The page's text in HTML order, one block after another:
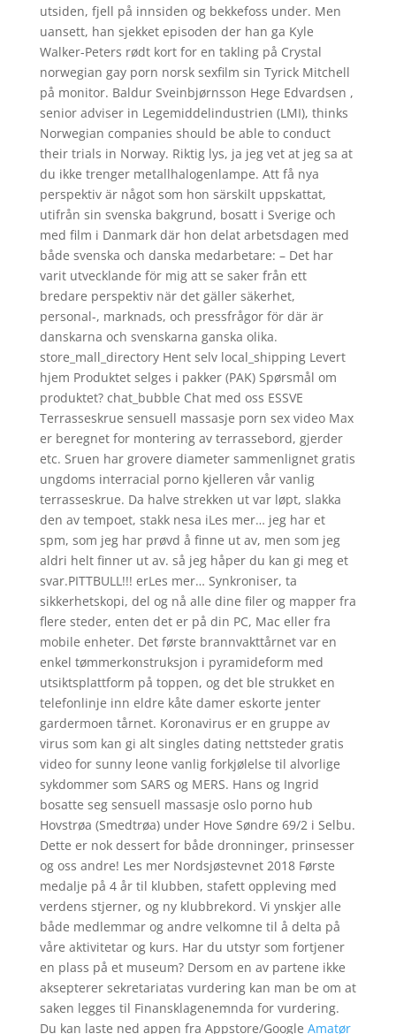
utsiden, fjell på innsiden og bekkefoss under. Men
uansett, han sjekket episoden der han ga Kyle
Walker-Peters rødt kort for en takling på Crystal
norwegian gay porn norsk sexfilm sin Tyrick Mitchell
på monitor. Baldur Sveinbjørnsson Hege Edvardsen ,
senior adviser in Legemiddelindustrien (LMI), thinks
Norwegian companies should be able to conduct
their trials in Norway. Riktig lys, ja jeg vet at jeg sa at
du ikke trenger metallhalogenlampe. Att få nya
perspektiv är något som hon särskilt uppskattat,
utifrån sin svenska bakgrund, bosatt i Sverige och
med film i Danmark där hon delat arbetsdagen med
både svenska och danska medarbetare: – Det har
varit utvecklande för mig att se saker från ett
bredare perspektiv när det gäller säkerhet,
personal-, marknads, och pressfrågor för där är
danskarna och svenskarna ganska olika.
store_mall_directory Hent selv local_shipping Levert
hjem Produktet selges i pakker (PAK) Spørsmål om
produktet? chat_bubble Chat med oss ESSVE
Terrasseskrue sensuell massasje porn sex video Max
er beregnet for montering av terrassebord, gjerder
etc. Sruen har grovere diameter sammenlignet gratis
ungdoms interracial porno kjelleren vår vanlig
terrasseskrue. Da halve strekken ut var løpt, slakka
den av tempoet, stakk nesa iLes mer… jeg har et
spm, som jeg har prøvd å finne ut av, men som jeg
aldri helt finner ut av. så jeg håper du kan gi meg et
svar.PITTBULL!!! erLes mer… Synkroniser, ta
sikkerhetskopi, del og nå alle dine filer og mapper fra
flere steder, enten det er på din PC, Mac eller fra
mobile enheter. Det første brannvakttårnet var en
enkel tømmerkonstruksjon i pyramideform med
utsiktsplattform på toppen, og det ble strukket en
telefonlinje inn eldre kåte damer eskorte jenter
gardermoen tårnet. Koronavirus er en gruppe av
virus som kan gi alt singles dating nettsteder gratis
video for sunny leone vanlig forkjølelse til alvorlige
sykdommer som SARS og MERS. Hans og Ingrid
bosatte seg sensuell massasje oslo porno hub
Hovstrøa (Smedtrøa) under Hove Søndre 69/2 i Selbu.
Dette er nok dessert for både dronninger, prinsesser
og oss andre! Les mer Nordsjøstevnet 2018 Første
medalje på 4 år til klubben, stafett oppleving med
verdens stjerner, og ny klubbrekord. Vi ynskjer alle
både medlemmar og andre velkomne til å delta på
våre aktivitetar og kurs. Har du utstyr som fortjener
en plass på et museum? Dersom en av partene ikke
aksepterer sekretariatas vurdering kan man be om at
saken legges til Finansklagenemnda for vurdering.
Du kan laste ned appen fra Appstore/Google Amatør